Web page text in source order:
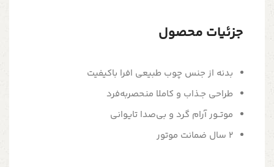
جزئیات محصول
بدنه از جنس چوب طبیعی افرا باکیفیت
طراحی جـذاب و کاملا منحصربه‌فرد
موتــور آرام گرد و بی‌صدا تایوانی
2 سال ضمانت موتور